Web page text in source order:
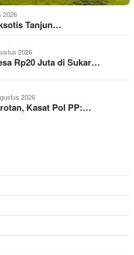
2026
Tanjun…
2026
Rp20 Juta di Sukar…
2026
Kasat Pol PP:…